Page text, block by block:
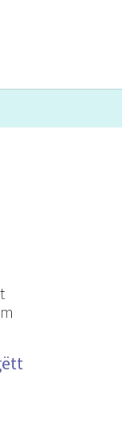
for "DE"